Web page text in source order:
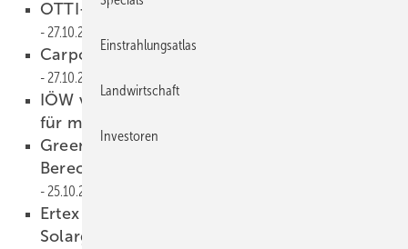
OTTI-Konferenz: Stromnetze der Zukunft
27.10.2016
Carport-Solaranlage liefert vier Megawatt
27.10.2016
IÖW veröffentlicht Handlungsempfehlungen
für mehr Eigenverbrauch
Greentech entwickelt
Berechnungsprogramm für Repowering
25.10.2016
Ertex Solar misst Wärmevermeidung durch
Solargläser
Einstrahlungsatlas
Landwirtschaft
Investoren